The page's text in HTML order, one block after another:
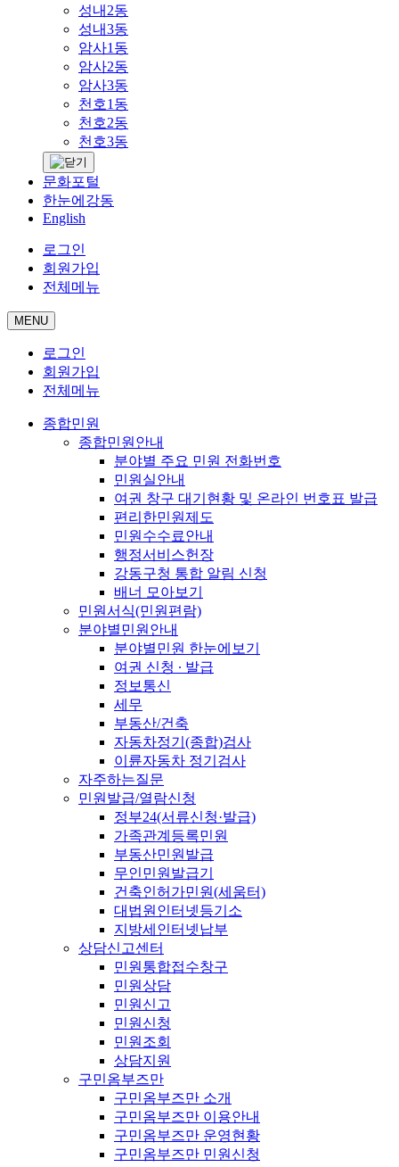
성내2동
성내3동
암사1동
암사2동
암사3동
천호1동
천호2동
천호3동
문화포털
한눈에강동
English
로그인
회원가입
전체메뉴
MENU
로그인
회원가입
전체메뉴
종합민원
종합민원안내
분야별 주요 민원 전화번호
민원실안내
여권 창구 대기현황 및 온라인 번호표 발급
편리한민원제도
민원수수료안내
행정서비스헌장
강동구청 통합 알림 신청
배너 모아보기
민원서식(민원편람)
분야별민원안내
분야별민원 한눈에보기
여권 신청 ∙ 발급
정보통신
세무
부동산/건축
자동차정기(종합)검사
이륜자동차 정기검사
자주하는질문
민원발급/열람신청
정부24(서류신청·발급)
가족관계등록민원
부동산민원발급
무인민원발급기
건축인허가민원(세움터)
대법원인터넷등기소
지방세인터넷납부
상담신고센터
민원통합접수창구
민원상담
민원신고
민원신청
민원조회
상담지원
구민옴부즈만
구민옴부즈만 소개
구민옴부즈만 이용안내
구민옴부즈만 운영현황
구민옴부즈만 민원신청